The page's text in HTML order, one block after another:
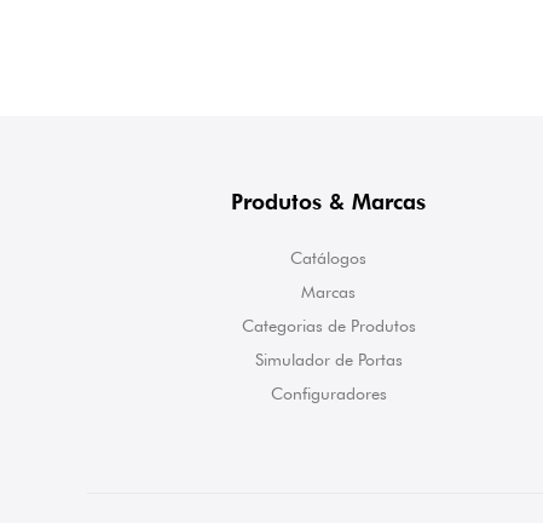
Produtos & Marcas
Catálogos
Marcas
Categorias de Produtos
Simulador de Portas
Configuradores